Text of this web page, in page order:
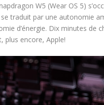
W5 (Wear OS 5)
traduit par une autonomie
d’énergie. Dix minutes de
plus encore, Apple!